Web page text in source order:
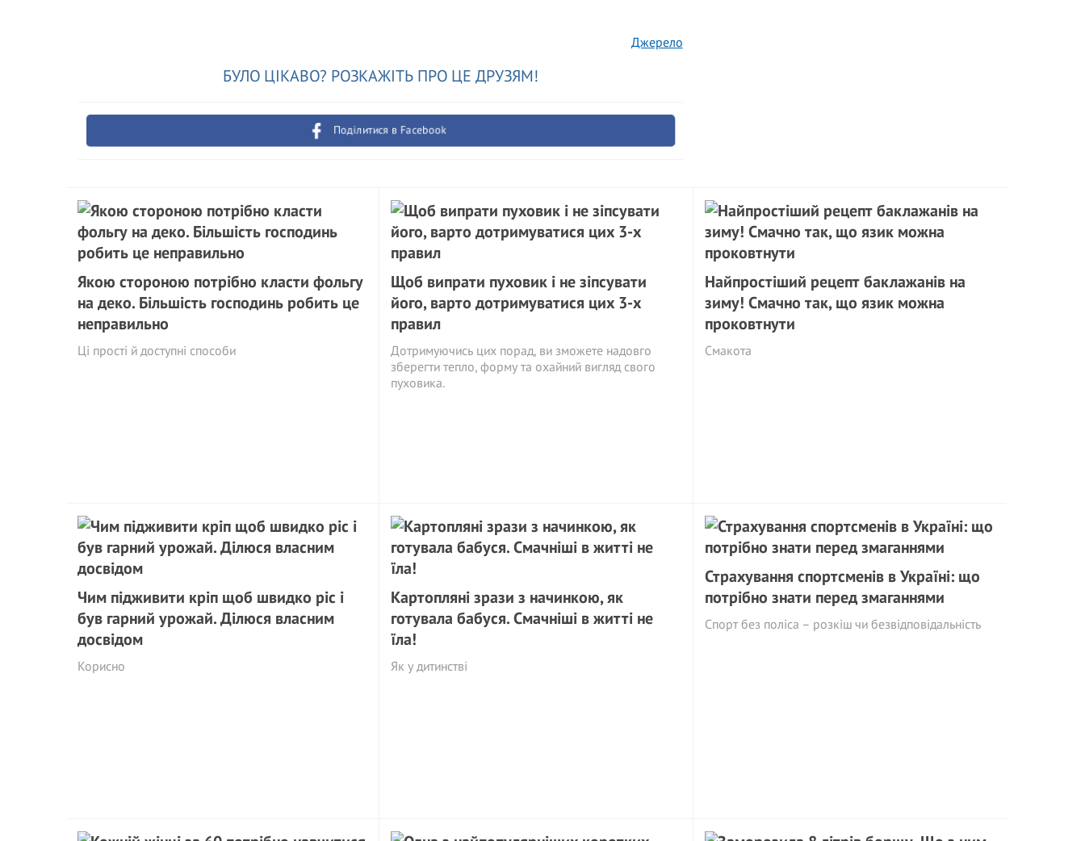
Джерело
БУЛО ЦІКАВО? РОЗКАЖІТЬ ПРО ЦЕ ДРУЗЯМ!
Поділитися в Facebook
Якою стороною потрібно класти фольгу
на деко. Більшість господинь робить це
неправильно
Ці прості й доступні способи
Щоб випрати пуховик і не зіпсувати
його, варто дотримуватися цих 3-х
правил
Дотримуючись цих порад, ви зможете надовго
зберегти тепло, форму та охайний вигляд свого
пуховика.
Найпростіший рецепт баклажанів на
зиму! Смачно так, що язик можна
проковтнути
Смакота
Чим підживити кріп щоб швидко ріс і
був гарний урожай. Ділюся власним
досвідом
Корисно
Картопляні зрази з начинкою, як
готувала бабуся. Смачніші в житті не
їла!
Як у дитинстві
Страхування спортсменів в Україні: що
потрібно знати перед змаганнями
Спорт без поліса – розкіш чи безвідповідальність